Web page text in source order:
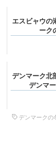
エスビャウ
ーク
デンマーク
デンマ
デンマークの